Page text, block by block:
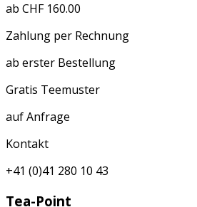
ab CHF 160.00
Zahlung per Rechnung
ab erster Bestellung
Gratis Teemuster
auf Anfrage
Kontakt
+41 (0)41 280 10 43
Tea-Point